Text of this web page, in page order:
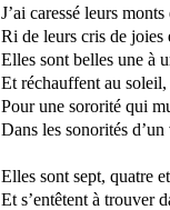
J’ai caressé leurs
Ri de leurs cris de joies
Elles sont belles une à
Et réchauffent au
Pour une sororité qui
Dans les sonorités
Elles sont sept, quatre
Et s’entêtent à trouver